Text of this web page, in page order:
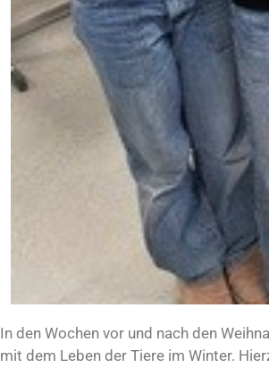
In den Wochen vor und nach den
mit dem Leben der Tiere im Winter.